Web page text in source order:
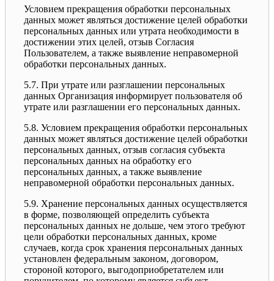
Условием прекращения обработки персональных
данных может являться достижение целей обработки
персональных данных или утрата необходимости в
достижении этих целей, отзыв Согласия
Пользователем, а также выявление неправомерной
обработки персональных данных.
5.7. При утрате или разглашении персональных
данных Организация информирует пользователя об
утрате или разглашении его персональных данных.
5.8. Условием прекращения обработки персональных
данных может являться достижение целей обработки
персональных данных, отзыв согласия субъекта
персональных данных на обработку его
персональных данных, а также выявление
неправомерной обработки персональных данных.
5.9. Хранение персональных данных осуществляется
в форме, позволяющей определить субъекта
персональных данных не дольше, чем этого требуют
цели обработки персональных данных, кроме
случаев, когда срок хранения персональных данных
установлен федеральным законом, договором,
стороной которого, выгодоприобретателем или